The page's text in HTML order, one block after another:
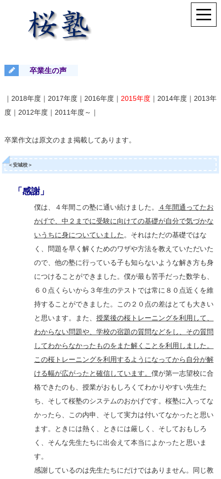
卒業生の声
｜ 2018年度｜ 2017年度｜ 2016年度｜ 2015年度｜ 2014年度｜ 2013年
度｜ 2012年度｜ 2011年度～ ｜
卒業作文は原文のまま掲載してあります。
＜安城校＞
「感謝」
僕は、４年間この塾に通い続けました。
４年間通ってたお
かげで、中２までに受験に向けての基礎が自分で気づかな
いうちに身についていました 。それはただの基礎ではな
く、問題を早く解くためのワザや方法を教えていただいた
ので、他の塾に行っている子も知らないような解き方も身
につけることができました。僕が最も苦手だった数学も、
６０点くらいから３年生のテストでは常に８０点近くを維
持することができました。この２０点の差はとても大きい
と思います。また、 授業後の桜トレーニングを利用して、
わからない問題や、学校の宿題の質問などをし、その質問
してわからなかったものをまた解くことを利用しました。
この桜トレーニングを利用するようになってから自分が解
ける幅が広がったと確信しています。 僕が第一志望校に合
格できたのも、授業がおもしろくてわかりやすい先生た
ち、そして桜塾のシステムのおかげです。桜塾に入ってな
かったら、この内申、そして実力は付いてなかったと思い
ます。ときには熱く、ときには厳しく、そしておもしろ
く、そんな先生たちに出会えて本当によかったと思いま
す。
感謝しているのは先生たちにだけではありません。同じ教